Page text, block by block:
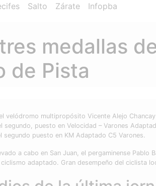
Salto Zárate Infopba
medallas
de Pista
multipropósito Vicente Alejo
puesto en Velocidad – Varones
puesto en KM Adaptado C5 Varones.
a cabo en San Juan, el pergaminense Pablo
adaptado. Gran desempeño del ciclista